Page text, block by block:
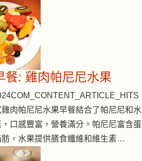
餐: 雞肉帕尼尼水果
COM_CONTENT_ARTICLE_HITS
肉帕尼尼水果早餐結合了帕尼尼和水
口感豐富，營養滿分。帕尼尼富含蛋
肪，水果提供膳食纖維和維生素…